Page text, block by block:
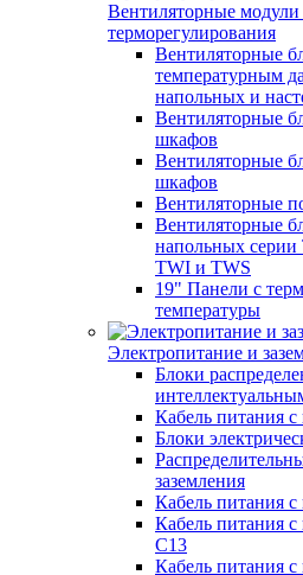
Вентиляторные модули
терморегулирования
Вентиляторные
температурным
напольных и
Вентиляторные
шкафов
Вентиляторные
шкафов
Вентиляторные
Вентиляторные
напольных серии
TWI и TWS
19" Панели с
температуры
Электропитание и
Блоки
Кабель питания
Блоки
заземления
Кабель питания
Кабель питания
C13
Кабель питания